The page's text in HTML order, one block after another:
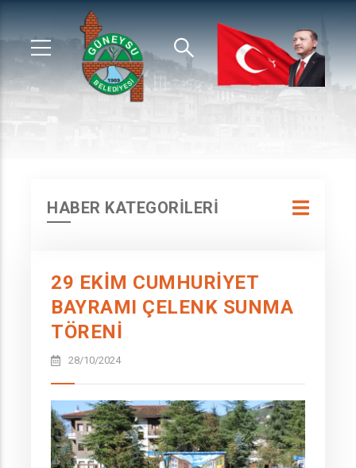
HABER KATEGORİLERİ
29 EKİM CUMHURİYET
BAYRAMI ÇELENK SUNMA
TÖRENİ
28/10/2024